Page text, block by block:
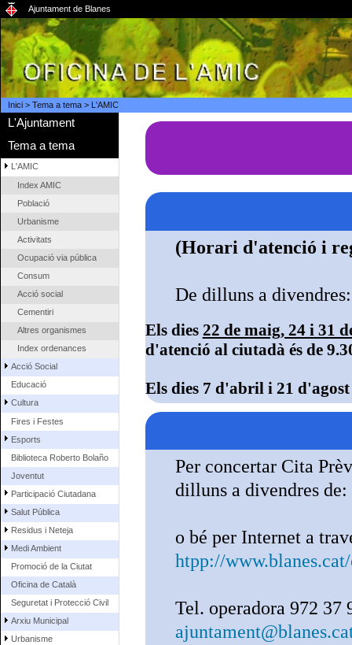
Ajuntament de Blanes
Inici> Tema a tema> L'AMIC
L'Ajuntament
Tema a tema
L'AMIC
Index AMIC
Població
Urbanisme
Activitats
Ocupació via pública
Consum
Acció social
Cementiri
Altres organismes
Index ordenances
Acció Social
Educació
Cultura
Fires i Festes
Esports
Biblioteca Roberto Bolaño
Joventut
Participació Ciutadana
Salut Pública
Residus i Neteja
Medi Ambient
Promoció de la Ciutat
Oficina de Català
Seguretat i Protecció Civil
Arxiu Municipal
Urbanisme
(Horari d'atenció i
De dilluns a
Els dies 22 de maig, 24 i 31
d'atenció al ciutadà és de
Els dies 7 d'abril i 21 d'agost
Per concertar Cita
dilluns a divendres
o bé per Internet a
htpp://
Tel. operadora 972 37